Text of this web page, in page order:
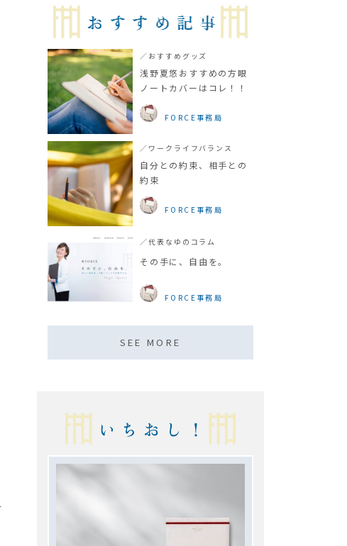
／おすすめグッズ
浅野夏悠おすすめの方眼
ノートカバーはコレ！！
FORCE事務局
／ワークライフバランス
自分との約束、相手との
約束
FORCE事務局
／代表なゆのコラム
その手に、自由を。
FORCE事務局
SEE MORE